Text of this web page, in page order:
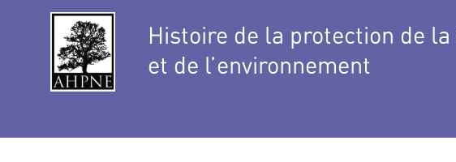
Histoire de la protection de
et de l’environnement